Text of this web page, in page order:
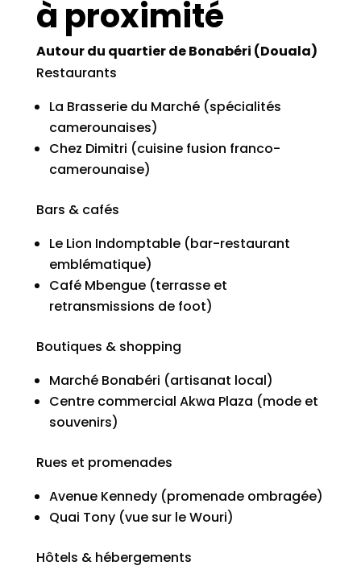
à proximité
Autour du quartier de Bonabéri (Douala)
Restaurants
La Brasserie du Marché (spécialités
camerounaises)
Chez Dimitri (cuisine fusion franco-
camerounaise)
Bars & cafés
Le Lion Indomptable (bar-restaurant
emblématique)
Café Mbengue (terrasse et
retransmissions de foot)
Boutiques & shopping
Marché Bonabéri (artisanat local)
Centre commercial Akwa Plaza (mode et
souvenirs)
Rues et promenades
Avenue Kennedy (promenade ombragée)
Quai Tony (vue sur le Wouri)
Hôtels & hébergements